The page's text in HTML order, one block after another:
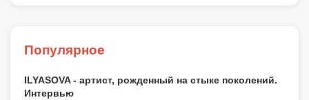
Популярное
ILYASOVA - артист, рожденный на стыке поколений.
Интервью